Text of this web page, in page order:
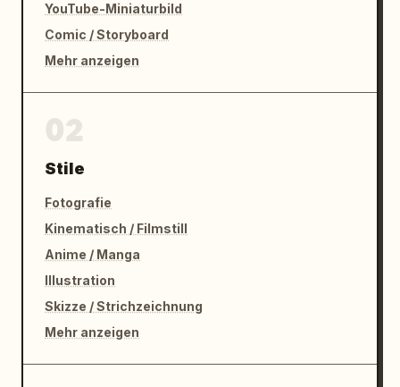
YouTube-Miniaturbild
Comic / Storyboard
Mehr anzeigen
Stile
Fotografie
Kinematisch / Filmstill
Anime / Manga
Illustration
Skizze / Strichzeichnung
Mehr anzeigen